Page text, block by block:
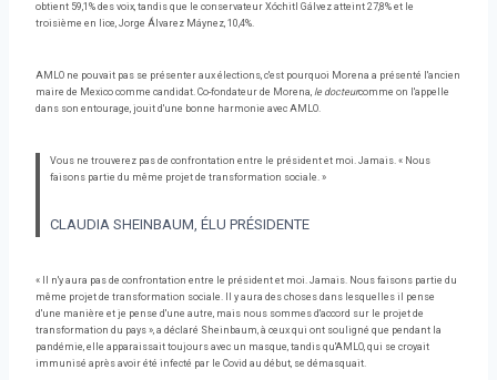
obtient 59,1% des voix, tandis que le conservateur Xóchitl Gálvez atteint 27,8% et le
troisième en lice, Jorge Álvarez Máynez, 10,4%.
AMLO ne pouvait pas se présenter aux élections, c'est pourquoi Morena a présenté l'ancien
maire de Mexico comme candidat. Co-fondateur de Morena, le docteurcomme on l'appelle
dans son entourage, jouit d'une bonne harmonie avec AMLO.
Vous ne trouverez pas de confrontation entre le président et moi. Jamais. « Nous
faisons partie du même projet de transformation sociale. »
CLAUDIA SHEINBAUM, ÉLU PRÉSIDENTE
« Il n'y aura pas de confrontation entre le président et moi. Jamais. Nous faisons partie du
même projet de transformation sociale. Il y aura des choses dans lesquelles il pense
d'une manière et je pense d'une autre, mais nous sommes d'accord sur le projet de
transformation du pays », a déclaré Sheinbaum, à ceux qui ont souligné que pendant la
pandémie, elle apparaissait toujours avec un masque, tandis qu'AMLO, qui se croyait
immunisé après avoir été infecté par le Covid au début, se démasquait.